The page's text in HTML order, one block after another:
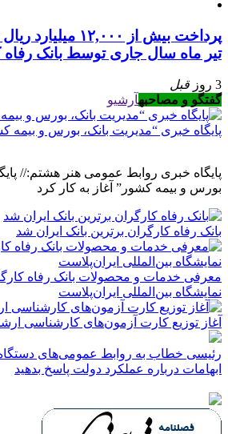
پرداخت بیش از
تیر ماه سال جاری توسط بانک رفاه
3 روز
قبل
گفتگو و مصاحبهآرشیو
پایگاه خبری “مدیریت بانک، بورس و بیمه
پایگاه خبری روابط عمومی هنر هشتم://
بورس و بیمه کشور” آغاز به کار کرد
بانک رفاه کارگران برترین بانک ایران شد
معرفی خدمات و محصولات بانک رفاه
نمایشگاه بین‌المللی ایران‌پلاست
آغاز توزیع کارت آزمون‌های کارشناسی
رئیسی خطاب به روابط عمومی‌های
ابهامات درباره عملکرد دولت پاسخ بدهید